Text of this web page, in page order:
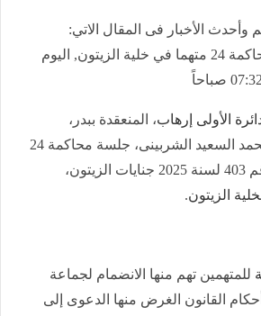
وأحدث الأخبار فى المقال الاتي:
اليوم، نظر جلسة محاكمة 24 متهما في خلية الزيتون, اليوم
الأولى إرهاب، المنعقدة ببدر،
برئاسة المستشار محمد السعيد الشربينى، جلسة محاكمة 24
متهما في القضية رقم 403 لسنة 2025 جنايات الزيتون،
خلية الزيتون.
للمتهمين تهم منها الانضمام لجماعة
القانون الغرض منها الدعوى إلى